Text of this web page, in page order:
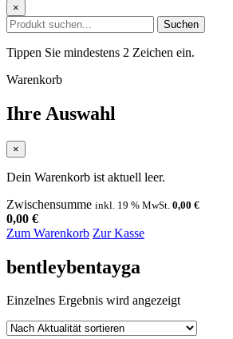
×
Suchen
Tippen Sie mindestens 2 Zeichen ein.
Warenkorb
Ihre Auswahl
×
Dein Warenkorb ist aktuell leer.
Zwischensumme inkl. 19 % MwSt. 0,00 €
0,00 €
Zum Warenkorb Zur Kasse
bentleybentayga
Einzelnes Ergebnis wird angezeigt